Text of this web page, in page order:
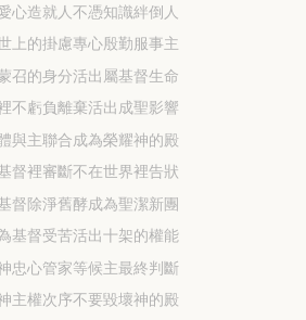
心造就人不憑知識絆倒人
上的掛慮專心殷勤服事主
召的身分活出屬基督生命
不虧負離棄活出成聖影響
與主聯合成為榮耀神的殿
督裡審斷不在世界裡告狀
督除淨舊酵成為聖潔新團
基督受苦活出十架的權能
忠心管家等候主最終判斷
主權次序不要毀壞神的殿